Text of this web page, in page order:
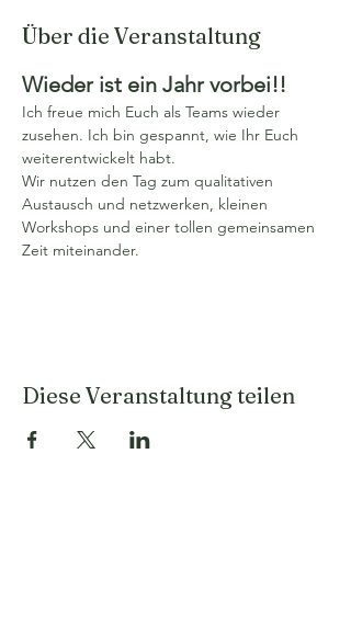
Über die Veranstaltung
Wieder ist ein Jahr vorbei!!
Ich freue mich Euch als Teams wieder
zusehen. Ich bin gespannt, wie Ihr Euch
weiterentwickelt habt.
Wir nutzen den Tag zum qualitativen
Austausch und netzwerken, kleinen
Workshops und einer tollen gemeinsamen
Zeit miteinander.
Diese Veranstaltung teilen